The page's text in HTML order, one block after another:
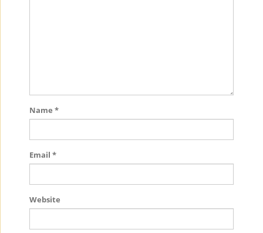
Name *
Email *
Website